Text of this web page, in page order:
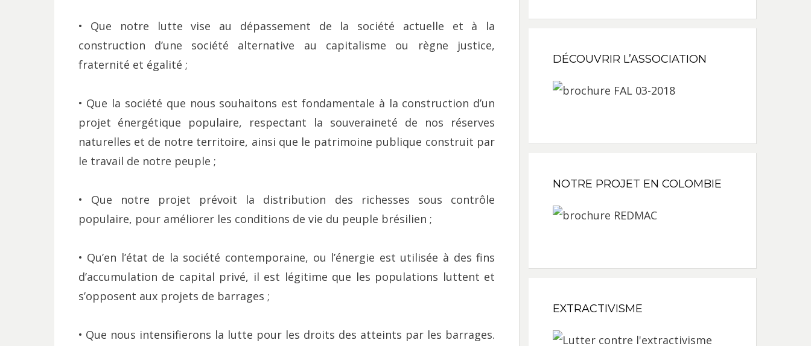
• Que notre lutte vise au dépassement de la société actuelle et à la
construction d’une société alternative au capitalisme ou règne justice,
fraternité et égalité ;
• Que la société que nous souhaitons est fondamentale à la construction d’un
projet énergétique populaire, respectant la souveraineté de nos réserves
naturelles et de notre territoire, ainsi que le patrimoine publique construit par
le travail de notre peuple ;
• Que notre projet prévoit la distribution des richesses sous contrôle
populaire, pour améliorer les conditions de vie du peuple brésilien ;
• Qu’en l’état de la société contemporaine, ou l’énergie est utilisée à des fins
d’accumulation de capital privé, il est légitime que les populations luttent et
s’opposent aux projets de barrages ;
• Que nous intensifierons la lutte pour les droits des atteints par les barrages.
DÉCOUVRIR L’ASSOCIATION
NOTRE PROJET EN COLOMBIE
EXTRACTIVISME